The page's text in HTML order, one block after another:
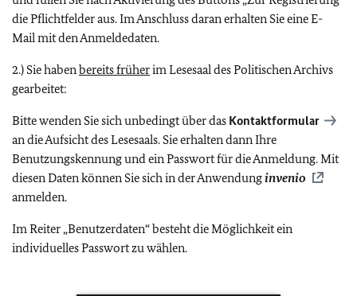
die Pflichtfelder aus. Im Anschluss daran erhalten Sie eine E-
Mail mit den Anmeldedaten.
2.) Sie habenbereits früherim Lesesaal des Politischen Archivs
gearbeitet:
Bitte wenden Sie sich unbedingt über das Kontaktformular
an die Aufsicht des Lesesaals. Sie erhalten dann Ihre
Benutzungskennung und ein Passwort für die Anmeldung. Mit
diesen Daten können Sie sich in der Anwendunginvenio
anmelden.
Im Reiter „Benutzerdaten“ besteht die Möglichkeit ein
individuelles Passwort zu wählen.